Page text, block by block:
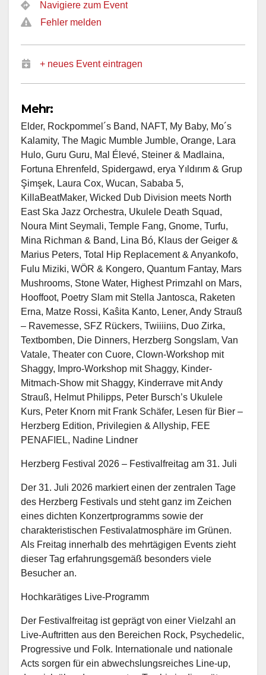
Navigiere zum Event
Fehler melden
+ neues Event eintragen
Mehr:
Elder, Rockpommel´s Band, NAFT, My Baby, Mo´s
Kalamity, The Magic Mumble Jumble, Orange, Lara
Hulo, Guru Guru, Mal Élevé, Steiner & Madlaina,
Fortuna Ehrenfeld, Spidergawd, erya Yıldırım & Grup
Şimşek, Laura Cox, Wucan, Sababa 5,
KillaBeatMaker, Wicked Dub Division meets North
East Ska Jazz Orchestra, Ukulele Death Squad,
Noura Mint Seymali, Temple Fang, Gnome, Turfu,
Mina Richman & Band, Lina Bó, Klaus der Geiger &
Marius Peters, Total Hip Replacement & Anyankofo,
Fulu Miziki, WÖR & Kongero, Quantum Fantay, Mars
Mushrooms, Stone Water, Highest Primzahl on Mars,
Hooffoot, Poetry Slam mit Stella Jantosca, Raketen
Erna, Matze Rossi, Kaŝita Kanto, Lener, Andy Strauß
– Ravemesse, SFZ Rückers, Twiiiins, Duo Zirka,
Textbomben, Die Dinners, Herzberg Songslam, Van
Vatale, Theater con Cuore, Clown-Workshop mit
Shaggy, Impro-Workshop mit Shaggy, Kinder-
Mitmach-Show mit Shaggy, Kinderrave mit Andy
Strauß, Helmut Philipps, Peter Bursch’s Ukulele
Kurs, Peter Knorn mit Frank Schäfer, Lesen für Bier –
Herzberg Edition, Privilegien & Allyship, FEE
PENAFIEL, Nadine Lindner
Herzberg Festival 2026 – Festivalfreitag am 31. Juli
Der 31. Juli 2026 markiert einen der zentralen Tage
des Herzberg Festivals und steht ganz im Zeichen
eines dichten Konzertprogramms sowie der
charakteristischen Festivalatmosphäre im Grünen.
Als Freitag innerhalb des mehrtägigen Events zieht
dieser Tag erfahrungsgemäß besonders viele
Besucher an.
Hochkarätiges Live-Programm
Der Festivalfreitag ist geprägt von einer Vielzahl an
Live-Auftritten aus den Bereichen Rock, Psychedelic,
Progressive und Folk. Internationale und nationale
Acts sorgen für ein abwechslungsreiches Line-up,